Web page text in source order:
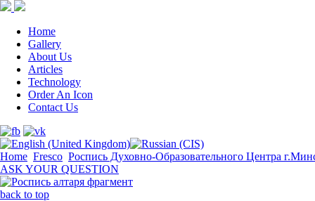
Home
Gallery
About Us
Articles
Technology
Order An Icon
Contact Us
Home Fresco Роспись Духовно-Образовательного Центра
ASK YOUR QUESTION
back to top